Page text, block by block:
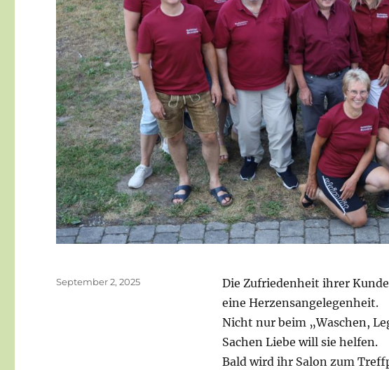
Die Zufriedenheit ihrer
eine Herzensangelegenheit.
Nicht nur beim „Waschen,
Sachen Liebe will sie helfen.
Bald wird ihr Salon zum
Veröffentlicht
September 2, 2025